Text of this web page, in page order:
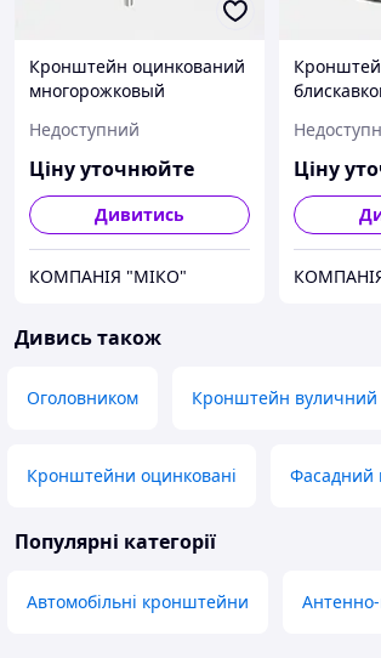
Кронштейн оцинкований
многорожковый
Недоступний
Ціну уточнюйте
Дивитись
КОМПАНІЯ "МІКО"
Ціну
Дивись також
Оголовником Кронштейн вуличний
Кронштейни оцинковані Фасадний
Популярні категорії
Автомобільні кронштейни